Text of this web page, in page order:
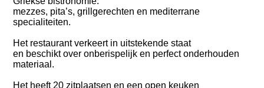
mezzes, pita’s, grillgerechten en mediterrane
specialiteiten.
Het restaurant verkeert in uitstekende staat
en beschikt over onberispelijk en perfect onderhouden
materiaal.
Het heeft 20 zitplaatsen en een open keuken